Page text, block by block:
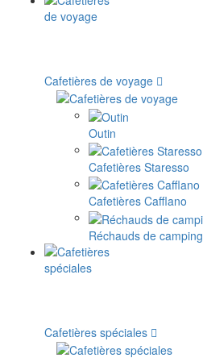
Cafetières de voyage
Outin
Cafetières Staresso
Cafetières Cafflano
Réchauds de camping
Cafetières spéciales